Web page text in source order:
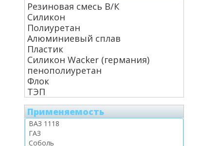
Резиновая смесь В/К
Силикон
Полиуретан
Алюминиевый сплав
Пластик
Силикон Wacker (германия)
пенополиуретан
Флок
ТЭП
Применяемость